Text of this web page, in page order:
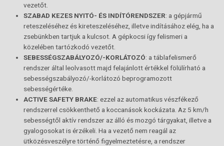
vezetőt.
SZABAD KEZES NYITÓ- ÉS INDÍTÓRENDSZER: a gépjármű
reteszeléséhez és kireteszeléséhez, illetve indításához elég, ha a
zsebünkben tartjuk a kulcsot. A gépkocsi így felismeri a
közelében tartózkodó vezetőt.
SEBESSÉGSZABÁLYOZÓ/-KORLÁTOZÓ: a táblafelismerő
rendszer által leolvasott majd felajánlott értékkel fölülírható a
sebességszabályozó/-korlátozó beprogramozott
sebességértéke.
ACTIVE SAFETY BRAKE: ezzel az automatikus vészfékező
rendszerrel csökkenthető a koccanások kockázata. Az 5 km/h
sebességtől aktív rendszer az álló és mozgó tárgyakat, illetve a
gyalogosokat is érzékeli. Ha a vezető nem reagál az
ütközésveszélyre történő figyelmeztetésre, a rendszer